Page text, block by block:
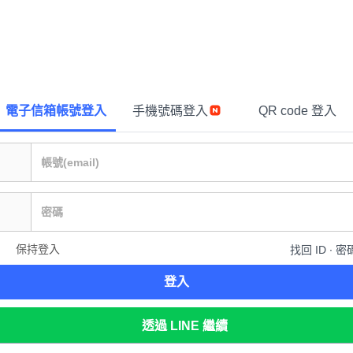
電子信箱帳號登入 手機號碼登入 QR code 登入
保持登入 找回 ID ∙ 密
登入
透過 LINE 繼續